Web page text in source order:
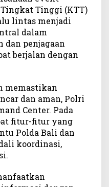
Tinggi (KTT)
lintas menjadi
dalam
dan penjagaan
berjalan dengan
memastikan
dan aman, Polri
Center. Pada
fitur-fitur yang
Polda Bali dan
koordinasi,